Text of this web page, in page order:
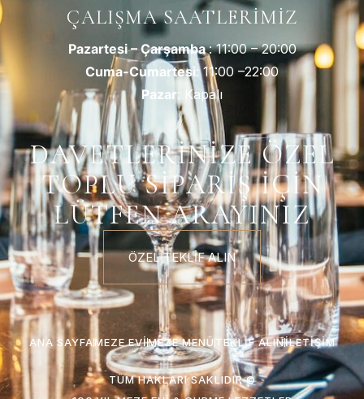
ÇALIŞMA SAATLERIMIZ
Pazartesi – Çarşamba: 11:00 – 20:00
Cuma-Cumartesi: 11:00 –22:00
Pazar: Kapalı
DAVETLERİNİZE ÖZEL
TOPLU SİPARİŞ İÇİN
LÜTFEN ARAYINIZ
ÖZEL TEKLİF ALIN
ANA SAYFAMEZE EVIMEZE MENÜTEKLIF ALINİLETIŞIM
TÜM HAKLARI SAKLIDIR ©